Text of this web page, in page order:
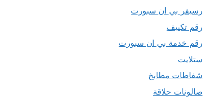
رسيفر بي ان سبورت
رقم تكييف
رقم خدمة بي ان سبورت
ستلايت
شفاطات مطابخ
صالونات حلاقة